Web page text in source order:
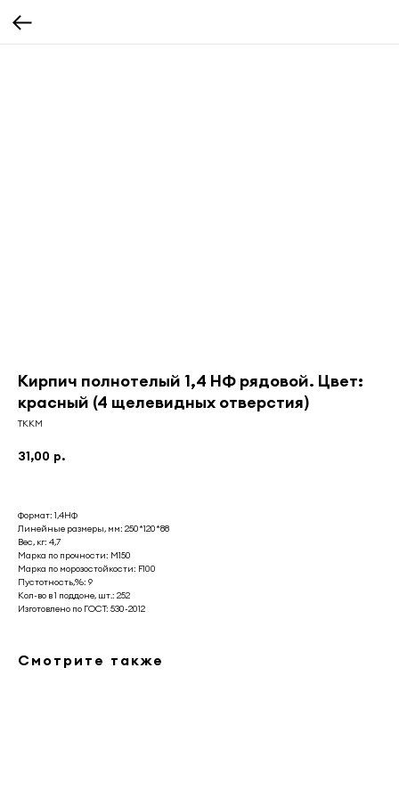
Кирпич полнотелый 1,4 НФ рядовой. Цвет:
красный (4 щелевидных отверстия)
ТККМ
31,00 р.
Формат: 1,4НФ
Линейные размеры, мм: 250*120*88
Вес, кг: 4,7
Марка по прочности: М150
Марка по морозостойкости: F100
Пустотность,%: 9
Кол-во в 1 поддоне, шт.: 252
Изготовлено по ГОСТ: 530-2012
Смотрите также